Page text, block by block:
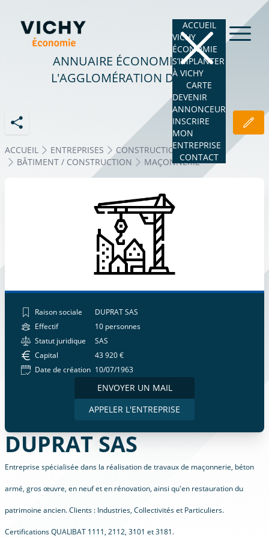
ACCUEIL
VICHY
ÉCONOMIE
S’IMPLANTER
À VICHY
CARTE
DEVENIR
ANNONCEUR
INSCRIRE
MON
ENTREPRISE
CONTACT
ANNUAIRE ÉCONOMIQUE DE
L'AGGLOMÉRATION DE VICHY
ACCUEIL ENTREPRISES
CONSTRUCTION - BTP
BÂTIMENT / CONSTRUCTION
MAÇONNERIE
Raison sociale
DUPRAT SAS
Effectif
10 personnes
Statut juridique
SAS
Capital
43 920 €
Date de création 10/07/1963
ENVOYER UN MAIL
APPELER L'ENTREPRISE
DUPRAT SAS
Entreprise spécialisée dans la réalisation de travaux de maçonnerie, béton
armé, gros œuvre, en neuf et en rénovation, ainsi qu'en restauration du
patrimoine ancien. Clients : Industries, Collectivités et Particuliers.
Certifications QUALIBAT 1111, 2112, 3101 et 3181.